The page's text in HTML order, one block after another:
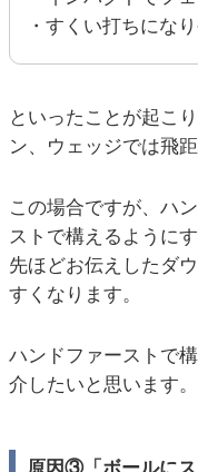
・すくい打ちにな
といったことが起こ
ン、ウェッジでは飛
この場合ですが、ハ
ストで構えるように
先ほどお伝えしたダ
すくなります。
ハンドファーストで
介したいと思います。
原因③「ボールにス